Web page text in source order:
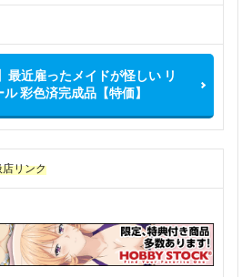
最近雇ったメイドが怪しい リ
彩色済完成品【特価】
リンク